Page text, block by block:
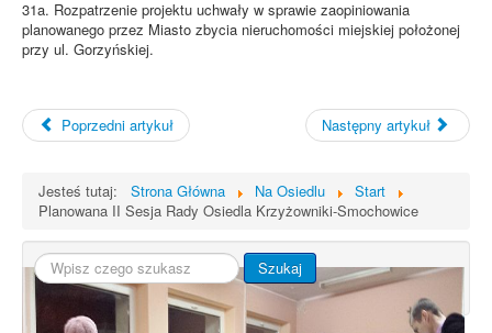
31a. Rozpatrzenie projektu uchwały w sprawie zaopiniowania
planowanego przez Miasto zbycia nieruchomości miejskiej położonej
przy ul. Gorzyńskiej.
Poprzedni artykuł Następny artykuł
Jesteś tutaj: Strona Główna Na Osiedlu
Start
Planowana II Sesja Rady Osiedla Krzyżowniki-Smochowice
Szukaj... Szukaj